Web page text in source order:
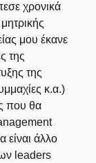
χρονικά
μου έκανε
της
της
κ.α.)
που θα
άλλο
leaders